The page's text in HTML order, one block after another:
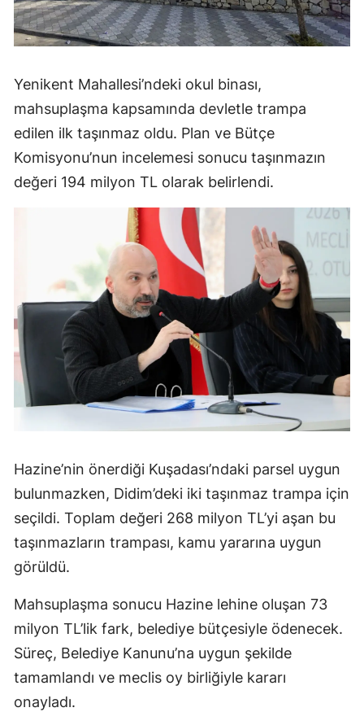
Yenikent Mahallesi’ndeki okul binası,
mahsuplaşma kapsamında devletle trampa
edilen ilk taşınmaz oldu. Plan ve Bütçe
Komisyonu’nun incelemesi sonucu taşınmazın
değeri 194 milyon TL olarak belirlendi.
Hazine’nin önerdiği Kuşadası’ndaki parsel uygun
bulunmazken, Didim’deki iki taşınmaz trampa için
seçildi. Toplam değeri 268 milyon TL’yi aşan bu
taşınmazların trampası, kamu yararına uygun
görüldü.
Mahsuplaşma sonucu Hazine lehine oluşan 73
milyon TL’lik fark, belediye bütçesiyle ödenecek.
Süreç, Belediye Kanunu’na uygun şekilde
tamamlandı ve meclis oy birliğiyle kararı
onayladı.